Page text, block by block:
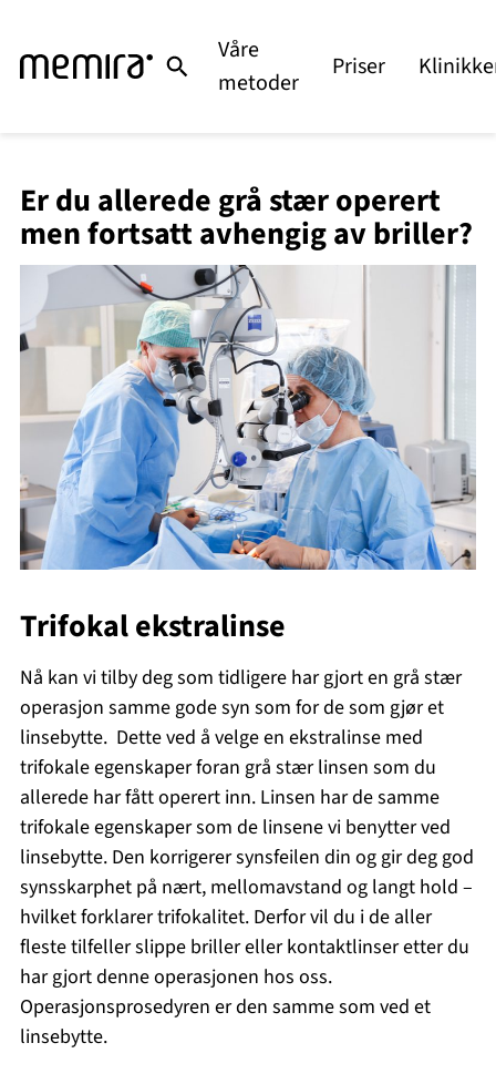
innhold
Våre
metoder
Priser
Er du allerede grå stær operert
men fortsatt avhengig av briller?
Trifokal ekstralinse
Nå kan vi tilby deg som tidligere har gjort en grå stær
operasjon samme gode syn som for de som gjør et
linsebytte. Dette ved å velge en ekstralinse med
trifokale egenskaper foran grå stær linsen som du
allerede har fått operert inn. Linsen har de samme
trifokale egenskaper som de linsene vi benytter ved
linsebytte. Den korrigerer synsfeilen din og gir deg god
synsskarphet på nært, mellomavstand og langt hold –
hvilket forklarer trifokalitet. Derfor vil du i de aller
fleste tilfeller slippe briller eller kontaktlinser etter du
har gjort denne operasjonen hos oss.
Operasjonsprosedyren er den samme som ved et
linsebytte.